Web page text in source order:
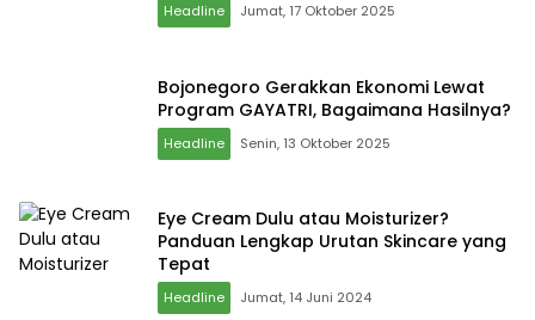
Headline Jumat, 17 Oktober 2025
Bojonegoro Gerakkan Ekonomi Lewat
Program GAYATRI, Bagaimana Hasilnya?
Headline Senin, 13 Oktober 2025
Eye Cream Dulu atau Moisturizer?
Panduan Lengkap Urutan Skincare yang
Tepat
Headline Jumat, 14 Juni 2024